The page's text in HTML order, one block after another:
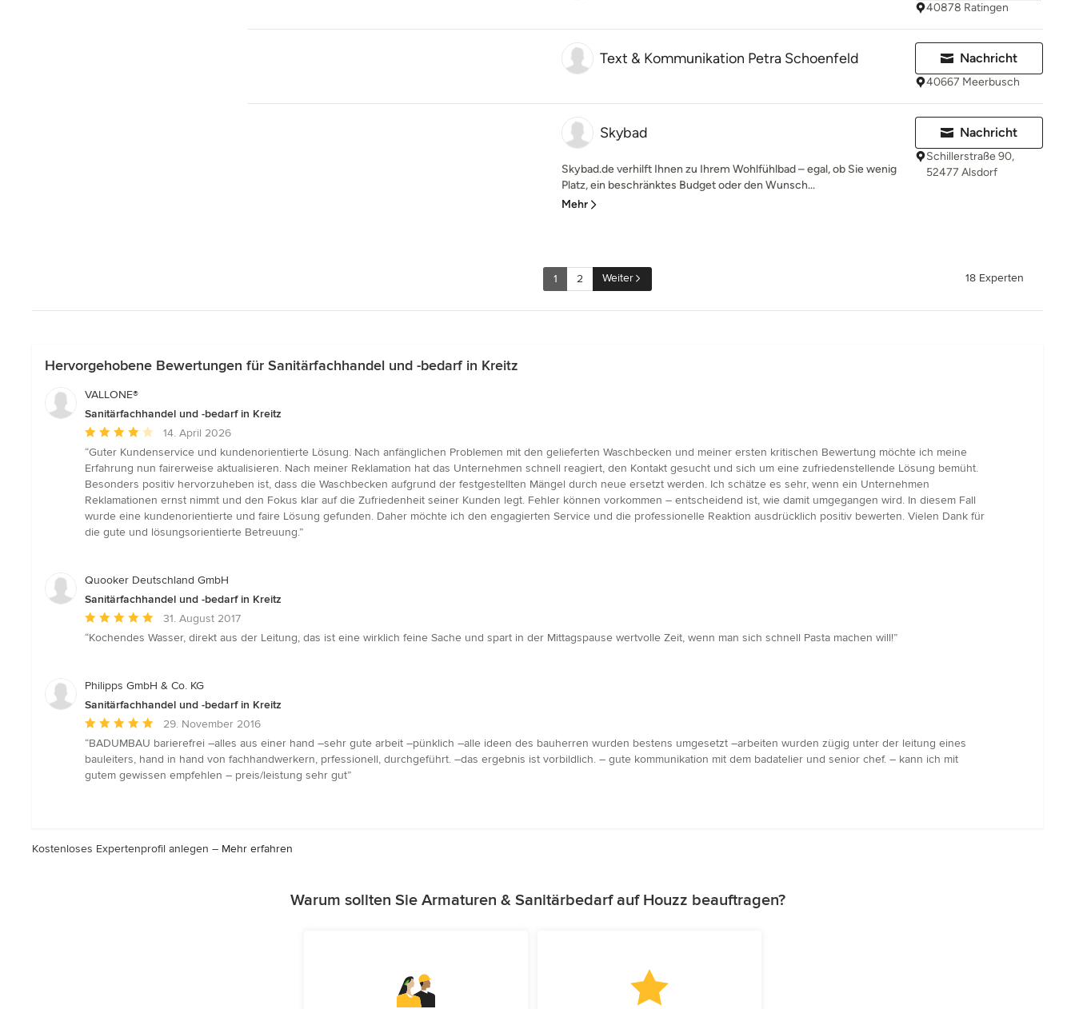
40878 Ratingen
Text & Kommunikation Petra Schoenfeld Nachricht
40667 Meerbusch
Skybad
Skybad.de verhilft Ihnen zu Ihrem Wohlfühlbad – egal, ob Sie wenig
Platz, ein beschränktes Budget oder den Wunsch...
Mehr
Nachricht
Schillerstraße 90,
52477 Alsdorf
1 2 Weiter 18 Experten
Hervorgehobene Bewertungen für Sanitärfachhandel und -bedarf in Kreitz
VALLONE®
Sanitärfachhandel und -bedarf in Kreitz
Durchschnittliche
Bewertung:
4
von
5
Sternen
14. April 2026
“Guter Kundenservice und kundenorientierte Lösung. Nach anfänglichen Problemen mit den gelieferten Waschbecken und meiner ersten kritischen Bewertung möchte ich meine
Erfahrung nun fairerweise aktualisieren. Nach meiner Reklamation hat das Unternehmen schnell reagiert, den Kontakt gesucht und sich um eine zufriedenstellende Lösung bemüht.
Besonders positiv hervorzuheben ist, dass die Waschbecken aufgrund der festgestellten Mängel durch neue ersetzt werden. Ich schätze es sehr, wenn ein Unternehmen
Reklamationen ernst nimmt und den Fokus klar auf die Zufriedenheit seiner Kunden legt. Fehler können vorkommen – entscheidend ist, wie damit umgegangen wird. In diesem Fall
wurde eine kundenorientierte und faire Lösung gefunden. Daher möchte ich den engagierten Service und die professionelle Reaktion ausdrücklich positiv bewerten. Vielen Dank für
die gute und lösungsorientierte Betreuung.”
Quooker Deutschland GmbH
Sanitärfachhandel und -bedarf in Kreitz
Durchschnittliche
Bewertung:
5
31. August 2017
“Kochendes Wasser, direkt aus der Leitung, das ist eine wirklich feine Sache und spart in der Mittagspause wertvolle Zeit, wenn man sich schnell Pasta machen will!”
Philipps GmbH & Co. KG
Sanitärfachhandel und -bedarf in Kreitz
Durchschnittliche
Bewertung:
5
von
29. November 2016
“BADUMBAU barierefrei –alles aus einer hand –sehr gute arbeit –pünklich –alle ideen des bauherren wurden bestens umgesetzt –arbeiten wurden zügig unter der leitung eines
bauleiters, hand in hand von fachhandwerkern, prfessionell, durchgeführt. –das ergebnis ist vorbildlich. – gute kommunikation mit dem badatelier und senior chef. – kann ich mit
gutem gewissen empfehlen – preis/leistung sehr gut”
Kostenloses Expertenprofil anlegen – Mehr erfahren
Warum sollten Sie Armaturen & Sanitärbedarf auf Houzz beauftragen?